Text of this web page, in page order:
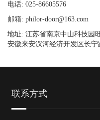
电话: 025-86605576
邮箱: philor-door@163.com
地址: 江苏省南京中山科技园
安徽来安汊河经济开发区长宁
联系方式